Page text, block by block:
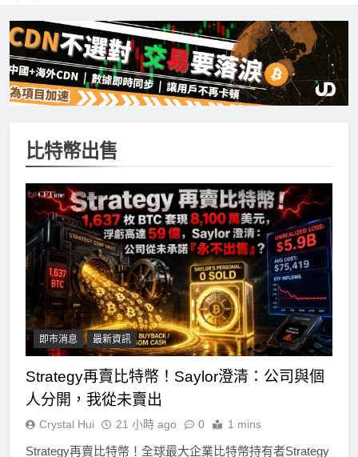
主因 市場聚焦比特幣波動
Strategy再賣比特幣！Saylor澄清：公司與個人分
開，我從未賣出
比特幣出售
即市消息 最新資訊
Strategy再賣比特幣！Saylor澄清：公司與個
人分開，我從未賣出
Crystal Hui 21 小時 ago 0 1 mins
Strategy再賣比特幣！全球最大企業比特幣持有者Strategy